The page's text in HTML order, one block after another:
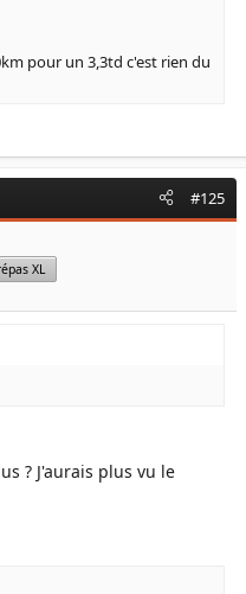
pour un 3,3td c'est rien du
#125
XL
? J'aurais plus vu le